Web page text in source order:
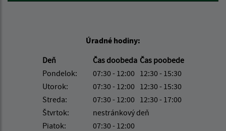
Úradné hodiny:
Deň
Čas doobeda Čas poobede
Pondelok:
07:30 - 12:00 12:30 - 15:30
Utorok:
07:30 - 12:00 12:30 - 15:30
Streda:
07:30 - 12:00 12:30 - 17:00
Štvrtok:
nestránkový deň
Piatok:
07:30 - 12:00